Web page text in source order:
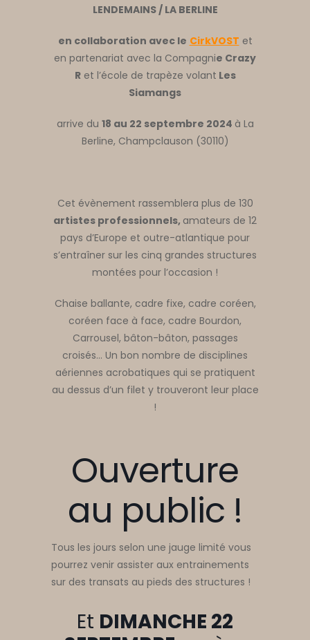
LENDEMAINS / LA BERLINE
en collaboration avec le CirkVOST et
en partenariat avec la Compagnie Crazy
Ret l’école de trapèze volant Les
Siamangs
arrive du 18 au 22 septembre 2024 à La
Berline, Champclauson (30110)
Cet évènement rassemblera plus de 130
artistes professionnels, amateurs de 12
pays d’Europe et outre-atlantique pour
s’entraîner sur les cinq grandes structures
montées pour l’occasion !
Chaise ballante, cadre fixe, cadre coréen,
coréen face à face, cadre Bourdon,
Carrousel, bâton-bâton, passages
croisés… Un bon nombre de disciplines
aériennes acrobatiques qui se pratiquent
au dessus d’un filet y trouveront leur place
!
Ouverture
au public !
Tous les jours selon une jauge limité vous
pourrez venir assister aux entrainements
sur des transats au pieds des structures !
Et DIMANCHE 22